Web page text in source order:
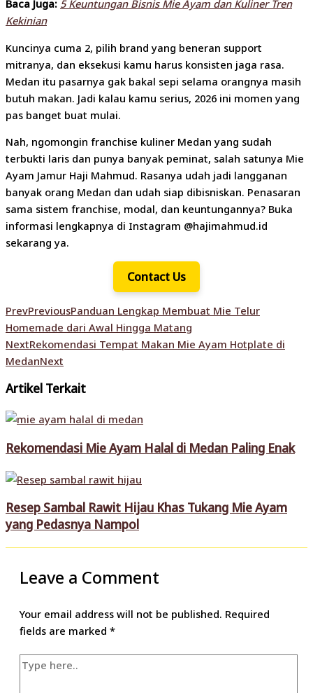
Baca Juga: 5 Keuntungan Bisnis Mie Ayam dan Kuliner Tren
Kekinian
Kuncinya cuma 2, pilih brand yang beneran support
mitranya, dan eksekusi kamu harus konsisten jaga rasa.
Medan itu pasarnya gak bakal sepi selama orangnya masih
butuh makan. Jadi kalau kamu serius, 2026 ini momen yang
pas banget buat mulai.
Nah, ngomongin franchise kuliner Medan yang sudah
terbukti laris dan punya banyak peminat, salah satunya Mie
Ayam Jamur Haji Mahmud. Rasanya udah jadi langganan
banyak orang Medan dan udah siap dibisniskan. Penasaran
sama sistem franchise, modal, dan keuntungannya? Buka
informasi lengkapnya di Instagram @hajimahmud.id
sekarang ya.
Contact Us
PrevPreviousPanduan Lengkap Membuat Mie Telur
Homemade dari Awal Hingga Matang
NextRekomendasi Tempat Makan Mie Ayam Hotplate di
MedanNext
Artikel Terkait
Rekomendasi Mie Ayam Halal di Medan Paling Enak
Resep Sambal Rawit Hijau Khas Tukang Mie Ayam
yang Pedasnya Nampol
Leave a Comment
Your email address will not be published. Required
fields are marked *
Type